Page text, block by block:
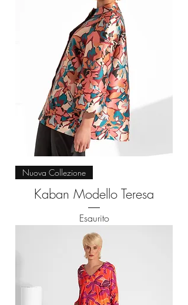
Nuova Collezione
Kaban Modello Teresa
Esaurito